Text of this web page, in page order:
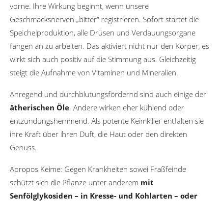
vorne. Ihre Wirkung beginnt, wenn unsere
Geschmacksnerven „bitter“ registrieren. Sofort startet die
Speichelproduktion, alle Drüsen und Verdauungsorgane
fangen an zu arbeiten. Das aktiviert nicht nur den Körper, es
wirkt sich auch positiv auf die Stimmung aus. Gleichzeitig
steigt die Aufnahme von Vitaminen und Mineralien.
Anregend und durchblutungsfördernd sind auch einige der
ätherischen Öle. Andere wirken eher kühlend oder
entzündungshemmend. Als potente Keimkiller entfalten sie
ihre Kraft über ihren Duft, die Haut oder den direkten
Genuss.
Apropos Keime: Gegen Krankheiten sowei Fraßfeinde
schützt sich die Pflanze unter anderem mit
Senfölglykosiden – in Kresse- und Kohlarten – oder